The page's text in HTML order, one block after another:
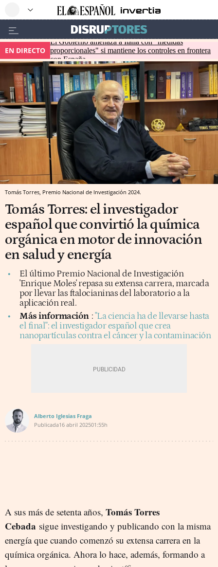
EN DIRECTO
El Gobierno amenaza a Italia con "medidas
proporcionales" si mantiene los controles en frontera
con España
Tomás Torres, Premio Nacional de Investigación 2024.
Tomás Torres: el investigador
español que convirtió la química
orgánica en motor de innovación
en salud y energía
El último Premio Nacional de Investigación
'Enrique Moles' repasa su extensa carrera, marcada
por llevar las ftalocianinas del laboratorio a la
aplicación real.
Más información :"La ciencia ha de llevarse hasta
el final": el investigador español que crea
nanopartículas contra el cáncer y la contaminación
Alberto Iglesias Fraga
Publicada16 abril 202501:55h
A sus más de setenta años, Tomás Torres
Cebada sigue investigando y publicando con la misma
energía que cuando comenzó su extensa carrera en la
química orgánica. Ahora lo hace, además, formando a